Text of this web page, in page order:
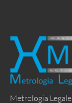
Metrologia Legale